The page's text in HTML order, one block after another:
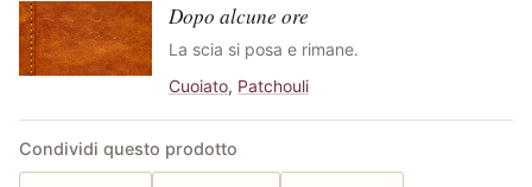
Dopo alcune ore
La scia si posa e rimane.
Cuoiato, Patchouli
Condividi questo prodotto